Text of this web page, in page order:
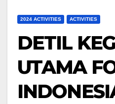
2024 ACTIVITIES ACTIVITIES
DETIL
UTAMA